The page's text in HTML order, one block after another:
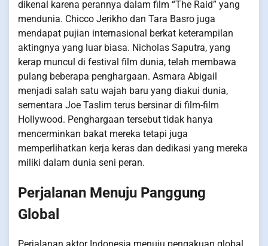
dikenal karena perannya dalam film “The Raid” yang
mendunia. Chicco Jerikho dan Tara Basro juga
mendapat pujian internasional berkat keterampilan
aktingnya yang luar biasa. Nicholas Saputra, yang
kerap muncul di festival film dunia, telah membawa
pulang beberapa penghargaan. Asmara Abigail
menjadi salah satu wajah baru yang diakui dunia,
sementara Joe Taslim terus bersinar di film-film
Hollywood. Penghargaan tersebut tidak hanya
mencerminkan bakat mereka tetapi juga
memperlihatkan kerja keras dan dedikasi yang mereka
miliki dalam dunia seni peran.
Perjalanan Menuju Panggung
Global